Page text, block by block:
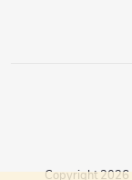
Copyright 2026